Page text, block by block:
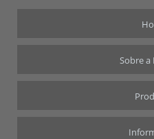
Sobre a